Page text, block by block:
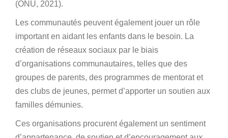
(ONU, 2021).
Les communautés peuvent également jouer un rôle
important en aidant les enfants dans le besoin. La
création de réseaux sociaux par le biais
d’organisations communautaires, telles que des
groupes de parents, des programmes de mentorat et
des clubs de jeunes, permet d’apporter un soutien aux
familles démunies.
Ces organisations procurent également un sentiment